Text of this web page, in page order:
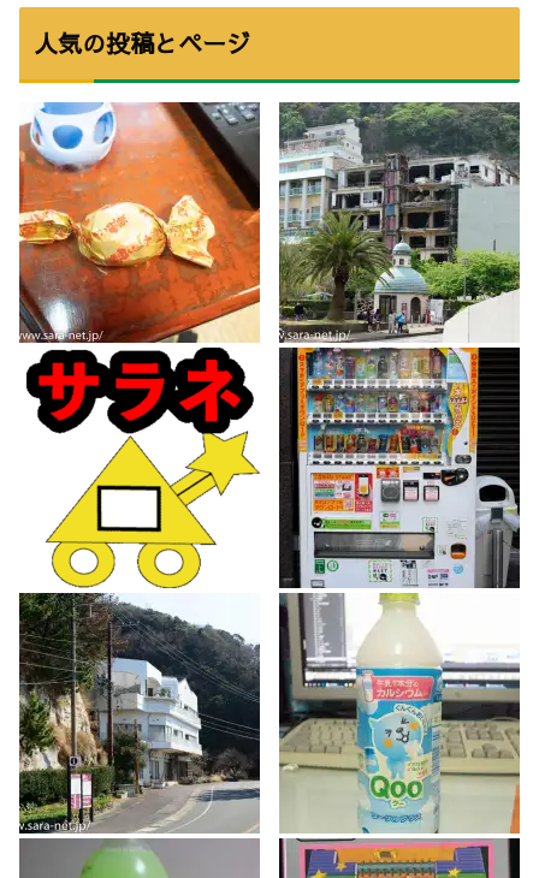
人気の投稿とページ